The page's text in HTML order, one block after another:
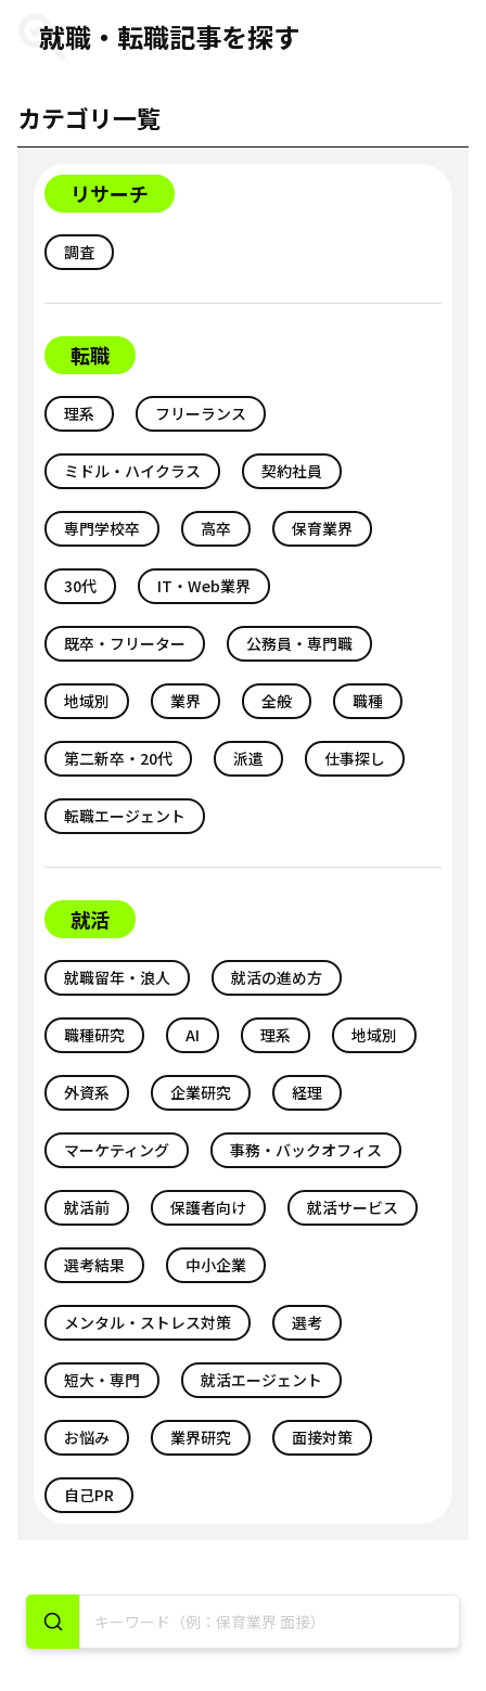
就職・転職記事を探す
カテゴリ一覧
リサーチ
調査
転職
理系 フリーランス
ミドル・ハイクラス 契約社員
専門学校卒 高卒 保育業界
30代 IT・Web業界
既卒・フリーター 公務員・専門職
地域別 業界 全般 職種
第二新卒・20代 派遣 仕事探し
転職エージェント
就活
就職留年・浪人 就活の進め方
職種研究 AI 理系 地域別
外資系 企業研究 経理
マーケティング 事務・バックオフィス
就活前 保護者向け 就活サービス
選考結果 中小企業
メンタル・ストレス対策 選考
短大・専門 就活エージェント
お悩み 業界研究 面接対策
自己PR